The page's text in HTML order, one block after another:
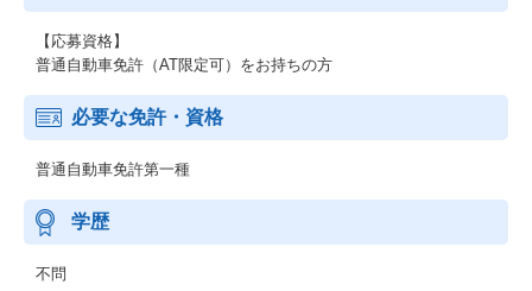
【応募資格】
普通自動車免許（AT限定可）をお持ちの方
必要な免許・資格
普通自動車免許第一種
学歴
不問